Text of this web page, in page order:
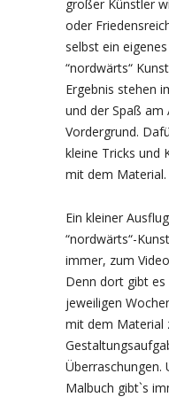
großer Künstler
oder
selbst ein
“nordwärts“
Ergebnis stehen
und der Spaß am
Vordergrund.
kleine Tricks und
mit dem Material.
Ein kleiner
“nordwärts“-
immer, zum
Denn dort gibt
jeweiligen
mit dem Material
Überraschungen.
Malbuch gibt`s